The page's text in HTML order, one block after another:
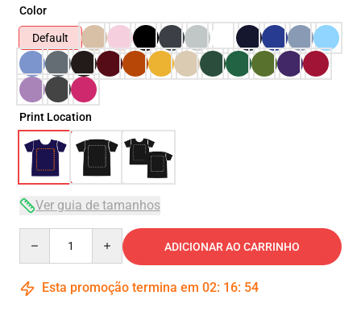
Color
Default
Print Location
Ver guia de tamanhos
ADICIONAR AO CARRINHO
Esta promoção termina em 02: 16: 53